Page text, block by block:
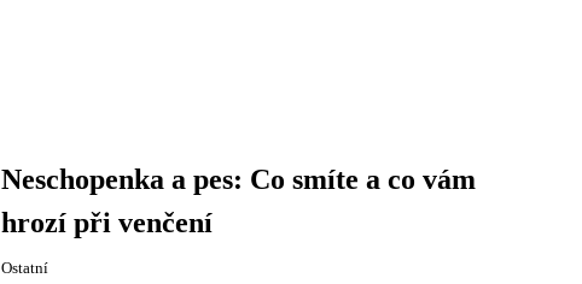
Neschopenka a pes: Co smíte a co vám
hrozí při venčení
Ostatní